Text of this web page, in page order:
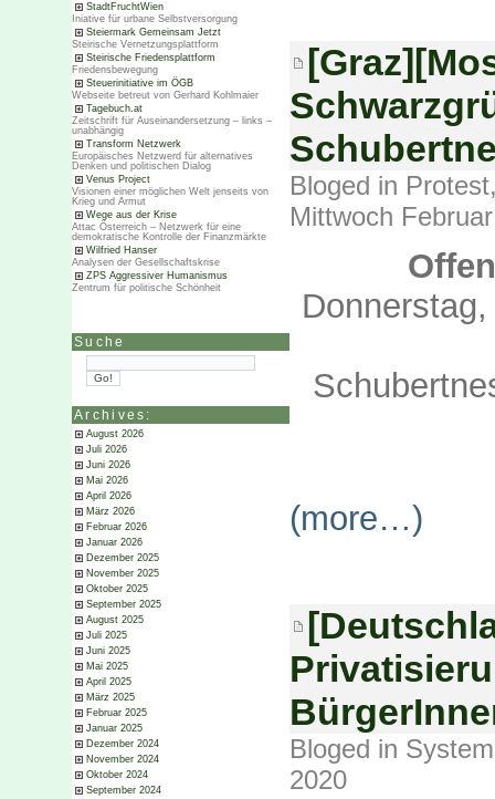
StadtFruchtWien
Iniative für urbane Selbstversorgung
Steiermark Gemeinsam Jetzt
Steirische Vernetzungsplattform
Steirische Friedensplattform
Friedensbewegung
Steuerinitiative im ÖGB
Webseite betreut von Gerhard Kohlmaier
Tagebuch.at
Zeitschrift für Auseinandersetzung – links –
unabhängig
Transform Netzwerk
Europäisches Netzwerd für alternatives
Denken und politischen Dialog
Venus Project
Visionen einer möglichen Welt jenseits von
Krieg und Armut
Wege aus der Krise
Attac Österreich – Netzwerk für eine
demokratische Kontrolle der Finanzmärkte
Wilfried Hanser
Analysen der Gesellschaftskrise
ZPS Aggressiver Humanismus
Zentrum für politische Schönheit
Suche
Archives:
August 2026
Juli 2026
Juni 2026
Mai 2026
April 2026
März 2026
Februar 2026
Januar 2026
Dezember 2025
November 2025
Oktober 2025
September 2025
August 2025
Juli 2025
Juni 2025
Mai 2025
April 2025
März 2025
Februar 2025
Januar 2025
Dezember 2024
November 2024
Oktober 2024
September 2024
Bloged in Protest
Mittwoch
(more…)
Bloged in
2020